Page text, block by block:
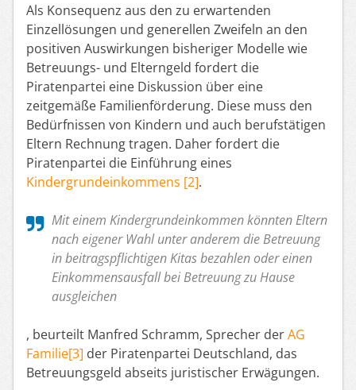
Als Konsequenz aus den zu erwartenden
Einzellösungen und generellen Zweifeln an den
positiven Auswirkungen bisheriger Modelle wie
Betreuungs- und Elterngeld fordert die
Piratenpartei eine Diskussion über eine
zeitgemäße Familienförderung. Diese muss den
Bedürfnissen von Kindern und auch berufstätigen
Eltern Rechnung tragen. Daher fordert die
Piratenpartei die Einführung eines
Kindergrundeinkommens [2].
Mit einem Kindergrundeinkommen könnten Eltern
nach eigener Wahl unter anderem die Betreuung
in beitragspflichtigen Kitas bezahlen oder einen
Einkommensausfall bei Betreuung zu Hause
ausgleichen
, beurteilt Manfred Schramm, Sprecher derAG
Familie[3] der Piratenpartei Deutschland, das
Betreuungsgeld abseits juristischer Erwägungen.